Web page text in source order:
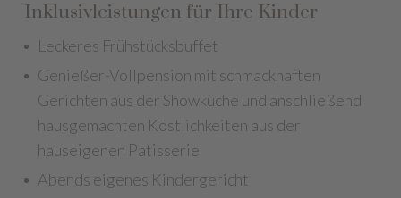
Inklusivleistungen für Ihre Kinder
Leckeres Frühstücksbuffet
Genießer-Vollpension mit schmackhaften
Gerichten aus der Showküche und anschließend
hausgemachten Köstlichkeiten aus der
hauseigenen Patisserie
Abends eigenes Kindergericht